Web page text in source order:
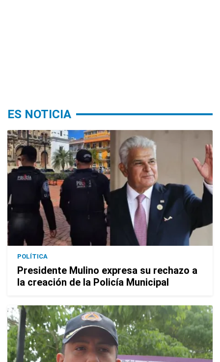
ES NOTICIA
POLÍTICA
Presidente Mulino expresa su rechazo a
la creación de la Policía Municipal